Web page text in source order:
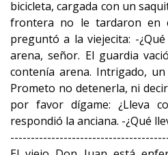
bicicleta, cargada con un
frontera no le tardaron en
preguntó a la viejecita: -
arena, señor. El guardia
contenía arena. Intrigado,
Prometo no detenerla, ni
por favor dígame: ¿Lleva
respondió la anciana. -¿Qué